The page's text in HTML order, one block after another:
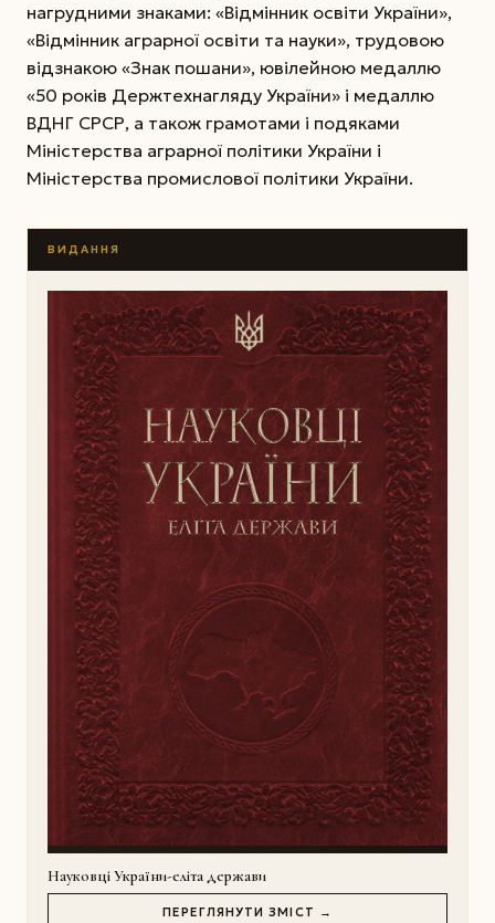
нагрудними знаками: «Відмінник освіти України»,
«Відмінник аграрної освіти та науки», трудовою
відзнакою «Знак пошани», ювілейною медаллю
«50 років Держтехнагляду України» і медаллю
ВДНГ СРСР, а також грамотами і подяками
Міністерства аграрної політики України і
Міністерства промислової політики України.
ВИДАННЯ
Науковці України-еліта держави
ПЕРЕГЛЯНУТИ ЗМІСТ →